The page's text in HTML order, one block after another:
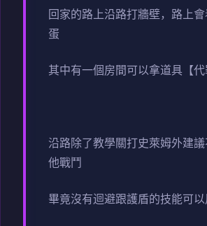
回家的路上沿路打牆壁，路上
蛋
其中有一個房間可以拿道具【代
沿路除了教學關打史萊姆外建
他戰鬥
畢竟沒有迴避跟護盾的技能可以